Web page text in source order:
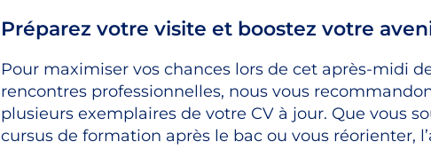
Préparez votre visite et boostez votre
Pour maximiser vos chances lors de cet après-midi
rencontres professionnelles, nous vous
plusieurs exemplaires de votre CV à jour. Que vous
cursus de formation après le bac ou vous réorienter,